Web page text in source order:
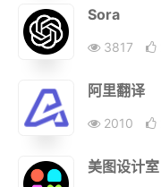
Sora
3817
阿里翻译
2010
美图设计室